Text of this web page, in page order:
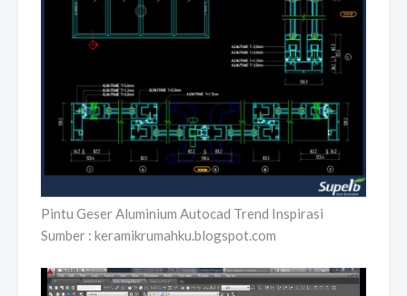
Pintu Geser Aluminium Autocad Trend Inspirasi
Sumber : keramikrumahku.blogspot.com